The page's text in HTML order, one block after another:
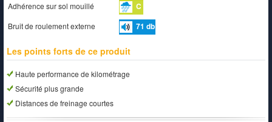
Adhérence sur sol mouillé C
Bruit de roulement externe 71 db
Les points forts de ce produit
Haute performance de kilométrage
Sécurité plus grande
Distances de freinage courtes